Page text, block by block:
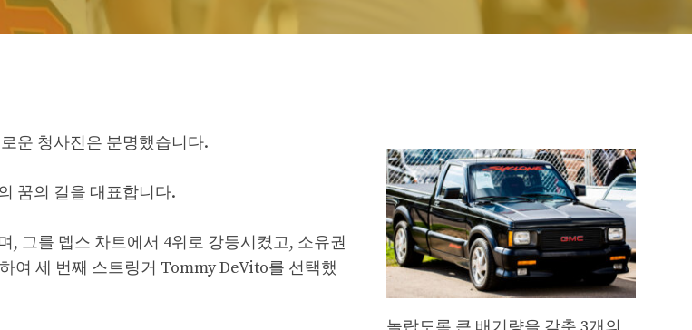
운 청사진은 분명했습니다.
꿈의 길을 대표합니다.
, 그를 뎁스 차트에서 4위로 강등시켰고, 소유권
여 세 번째 스트링거 Tommy DeVito를 선택했